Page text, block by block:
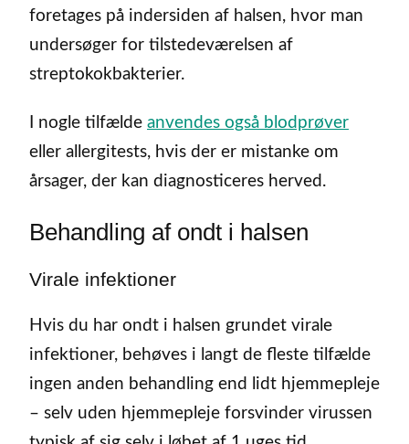
foretages på indersiden af halsen, hvor man
undersøger for tilstedeværelsen af
streptokokbakterier.
I nogle tilfælde anvendes også blodprøver
eller allergitests, hvis der er mistanke om
årsager, der kan diagnosticeres herved.
Behandling af ondt i halsen
Virale infektioner
Hvis du har ondt i halsen grundet virale
infektioner, behøves i langt de fleste tilfælde
ingen anden behandling end lidt hjemmepleje
– selv uden hjemmepleje forsvinder virussen